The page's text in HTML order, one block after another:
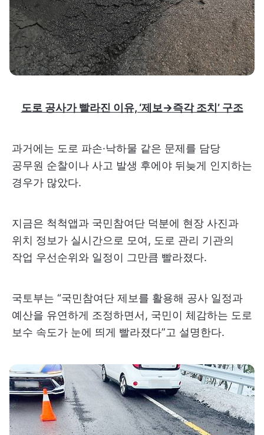
도로 공사가 빨라진 이유, ‘제보→즉각 조치’ 구조
과거에는 도로 파손·낙하물 같은 문제를 담당
공무원 순찰이나 사고 발생 후에야 뒤늦게 인지하는
경우가 많았다.
지금은 척척앱과 국민참여단 덕분에 현장 사진과
위치 정보가 실시간으로 모여, 도로 관리 기관의
작업 우선순위와 일정이 그만큼 빨라졌다.
국토부는 “국민참여단 제보를 활용해 공사 일정과
예산을 유연하게 조정하면서, 국민이 체감하는 도로
보수 속도가 눈에 띄게 빨라졌다”고 설명한다.